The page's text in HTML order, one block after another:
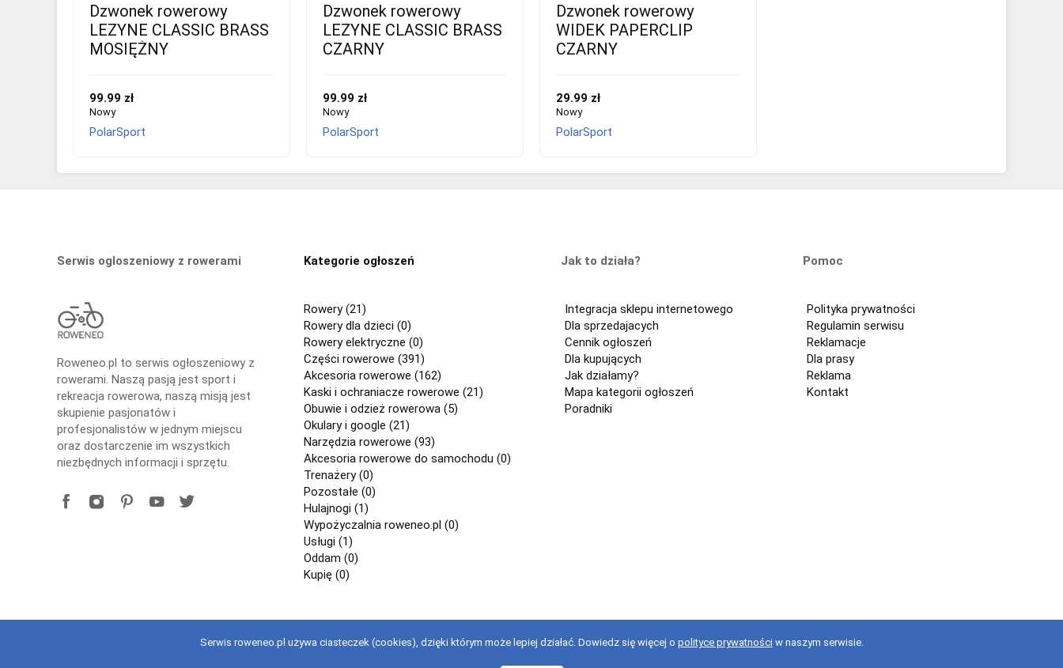
Dzwonek rowerowy
LEZYNE CLASSIC BRASS
MOSIĘŻNY
99.99 zł
Nowy
PolarSport
Dzwonek rowerowy
LEZYNE CLASSIC BRASS
CZARNY
99.99 zł
Nowy
PolarSport
Dzwonek rowerowy
WIDEK PAPERCLIP
CZARNY
29.99 zł
Nowy
PolarSport
Serwis ogloszeniowy z rowerami
Roweneo.pl to serwis ogłoszeniowy z
rowerami. Naszą pasją jest sport i
rekreacja rowerowa, naszą misją jest
skupienie pasjonatów i
profesjonalistów w jednym miejscu
oraz dostarczenie im wszystkich
niezbędnych informacji i sprzętu.
Kategorie ogłoszeń
Rowery (21)
Rowery dla dzieci (0)
Rowery elektryczne (0)
Części rowerowe (391)
Akcesoria rowerowe (162)
Kaski i ochraniacze rowerowe (21)
Obuwie i odzież rowerowa (5)
Okulary i google (21)
Narzędzia rowerowe (93)
Akcesoria rowerowe do samochodu (0)
Trenażery (0)
Pozostałe (0)
Hulajnogi (1)
Wypożyczalnia roweneo.pl (0)
Usługi (1)
Oddam (0)
Kupię (0)
Jak to działa?
Integracja sklepu internetowego
Dla sprzedajacych
Cennik ogłoszeń
Dla kupujących
Jak działamy?
Mapa kategorii ogłoszeń
Poradniki
Pomoc
Polityka prywatności
Regulamin serwisu
Reklamacje
Dla prasy
Reklama
Kontakt
Serwis roweneo.pl używa ciasteczek (cookies), dzięki którym może lepiej działać. Dowiedz się więcej o polityce prywatnościw naszym serwisie.